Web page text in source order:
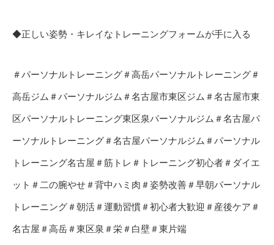
◆正しい姿勢・キレイなトレーニングフォームが手に入る
＃パーソナルトレーニング＃高岳パーソナルトレーニング＃
高岳ジム＃パーソナルジム＃名古屋市東区ジム＃名古屋市東
区パーソナルトレーニング東区泉パーソナルジム＃名古屋パ
ーソナルトレーニング＃名古屋パーソナルジム＃パーソナル
トレーニング名古屋＃筋トレ＃トレーニング初心者＃ダイエ
ット＃二の腕やせ＃背中ハミ肉＃姿勢改善＃早朝パーソナル
トレーニング＃朝活＃運動習慣＃初心者大歓迎＃産後ケア＃
名古屋＃高岳＃東区泉＃栄＃白壁＃東片端